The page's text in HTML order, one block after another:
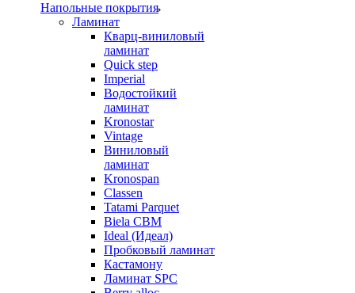
Напольные покрытия
Ламинат
Кварц-виниловый
ламинат
Quick step
Imperial
Водостойкий
ламинат
Kronostar
Vintage
Виниловый
ламинат
Kronospan
Classen
Tatami Parquet
Biela CBM
Ideal (Идеал)
Пробковый ламинат
Кастамону
Ламинат SPC